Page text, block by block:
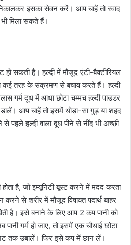
इसका सेवन करें। आप चाहें तो स्वाद
मिला सकते हैं।
हो सकती है। हल्दी में मौजूद एंटी-बैक्टीरियल
कई तरह के संक्रमण से बचाव करते हैं। हल्दी
गर्म दूध में आधा छोटा चम्मच हल्दी पाउडर
आप चाहें तो इसमें थोड़ा-सा गुड़ या शहद
पहले हल्दी वाला दूध पीने से नींद भी अच्छी
होता है, जो इम्यूनिटी बूस्ट करने में मदद करता
से शरीर में मौजूद विषाक्त पदार्थ बाहर
है। इसे बनाने के लिए आप 2 कप पानी को
गर्म हो जाए, तो इसमें एक चौथाई छोटा
तक उबालें। फिर इसे कप में छान लें।